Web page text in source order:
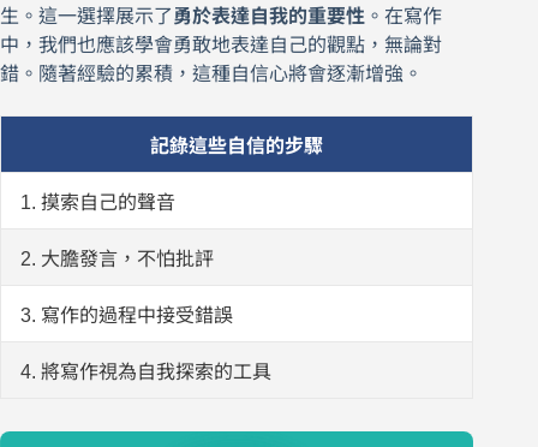
生。這一選擇展示了勇於表達自我的重要性 。在寫作
中，我們也應該學會勇敢地表達自己的觀點，無論對
錯。隨著經驗的累積，這種自信心將會逐漸增強。
記錄這些自信的步驟
1. 摸索自己的聲音
2. 大膽發言，不怕批評
3. 寫作的過程中接受錯誤
4. 將寫作視為自我探索的工具